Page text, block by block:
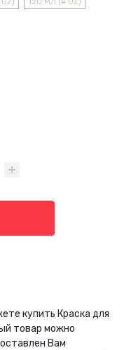
купить Краска для
товар можно
Вам